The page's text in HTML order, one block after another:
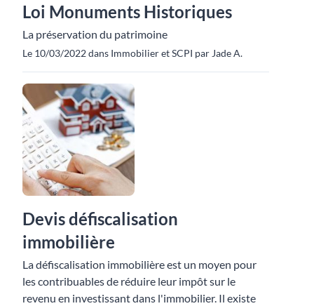
Loi Monuments Historiques
La préservation du patrimoine
Le 10/03/2022 dans Immobilier et SCPI par Jade A.
Devis défiscalisation
immobilière
La défiscalisation immobilière est un moyen pour
les contribuables de réduire leur impôt sur le
revenu en investissant dans l'immobilier. Il existe